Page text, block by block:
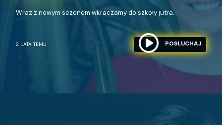
Wraz z nowym sezonem wkraczamy do szkoły jutra.
2 LATA TEMU POSŁUCHAJ